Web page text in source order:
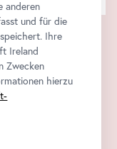
anderen
und für die
Ihre
Ireland
Zwecken
hierzu